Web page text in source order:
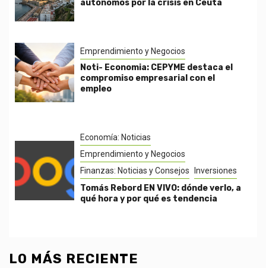
autónomos por la crisis en Ceuta
Emprendimiento y Negocios
Noti- Economia: CEPYME destaca el
compromiso empresarial con el
empleo
Economía: Noticias
Emprendimiento y Negocios
Finanzas: Noticias y Consejos
Inversiones
Tomás Rebord EN VIVO: dónde verlo, a
qué hora y por qué es tendencia
LO MÁS RECIENTE